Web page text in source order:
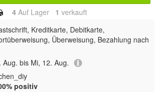
4 Auf Lager 1 verkauft
Kreditkarte, Debitkarte,
Überweisung, Bezahlung nach
Aug. bis Mi, 12. Aug.
positiv